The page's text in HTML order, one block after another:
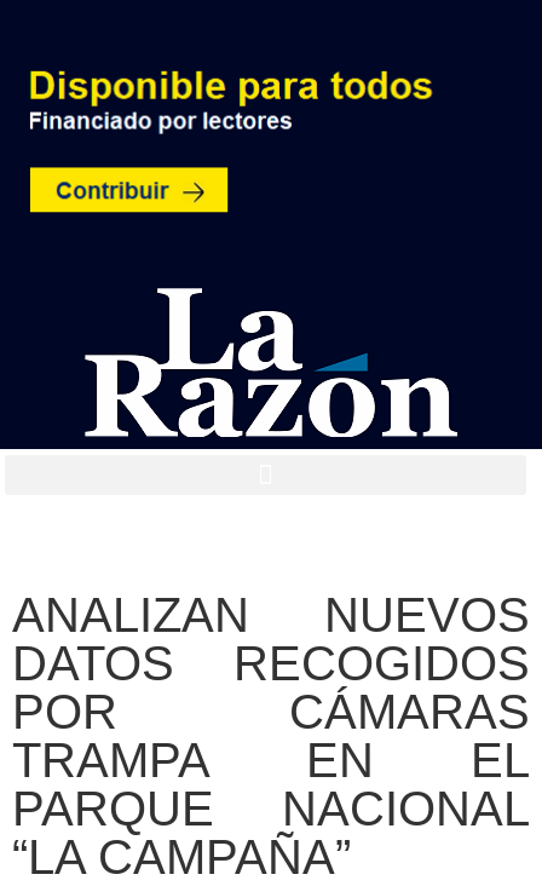
ANALIZAN NUEVOS
DATOS RECOGIDOS
POR CÁMARAS
TRAMPA EN EL
PARQUE NACIONAL
“LA CAMPAÑA”